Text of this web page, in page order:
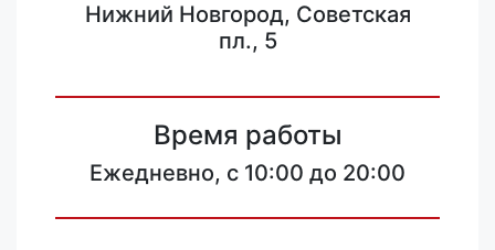
Нижний Новгород, Советская
пл., 5
Время работы
Ежедневно, с 10:00 до 20:00